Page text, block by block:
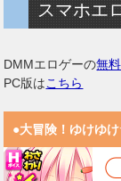
スマホ
DMMエロゲーの無
PC版はこちら
●大冒険！ゆけゆ